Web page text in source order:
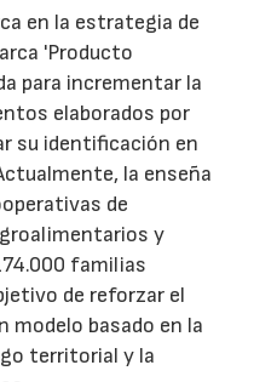
en la estrategia de
'Producto
para incrementar la
elaborados por
su identificación en
la enseña
de
y
familias
de reforzar el
modelo basado en la
territorial y la